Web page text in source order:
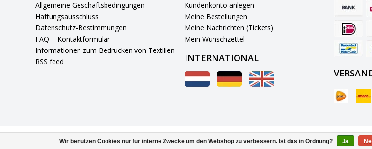
Allgemeine Geschäftsbedingungen
Haftungsausschluss
Datenschutz-Bestimmungen
FAQ + Kontaktformular
Informationen zum Bedrucken von Textilien
RSS feed
Kundenkonto anlegen
Meine Bestellungen
Meine Nachrichten (Tickets)
Mein Wunschzettel
INTERNATIONAL
© Copyright 2026
Wir benutzen Cookies nur für interne Zwecke um den Webshop zu verbessern. Ist das in Ordnung? Ja